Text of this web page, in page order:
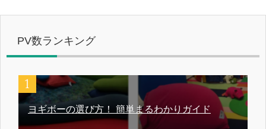
PV数ランキング
ヨギボーの選び方！ 簡単まるわかりガイド